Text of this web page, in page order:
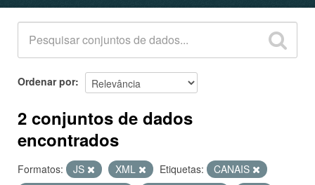
ORGANIZAÇÕES
GRUPOS
SOBRE
Ordenar por
2 conjuntos de dados
encontrados
Formatos: JS XML Etiquetas:
CANAIS